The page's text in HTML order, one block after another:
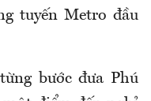
tuyến Metro đầu
bước đưa Phú